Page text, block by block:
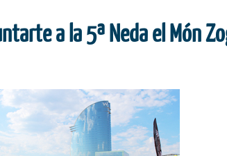
a la 5ª Neda el Món